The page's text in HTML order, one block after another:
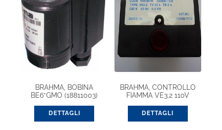
BRAHMA, BOBINA
BE6*GMO (18811003)
DETTAGLI
BRAHMA, CONTROLLO
FIAMMA VE3.2 110V
DETTAGLI